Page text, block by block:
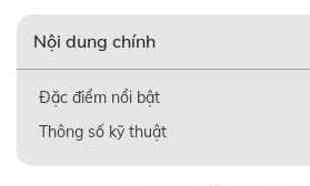
Nội dung chính
Đặc điểm nổi bật
Thông số kỹ thuật